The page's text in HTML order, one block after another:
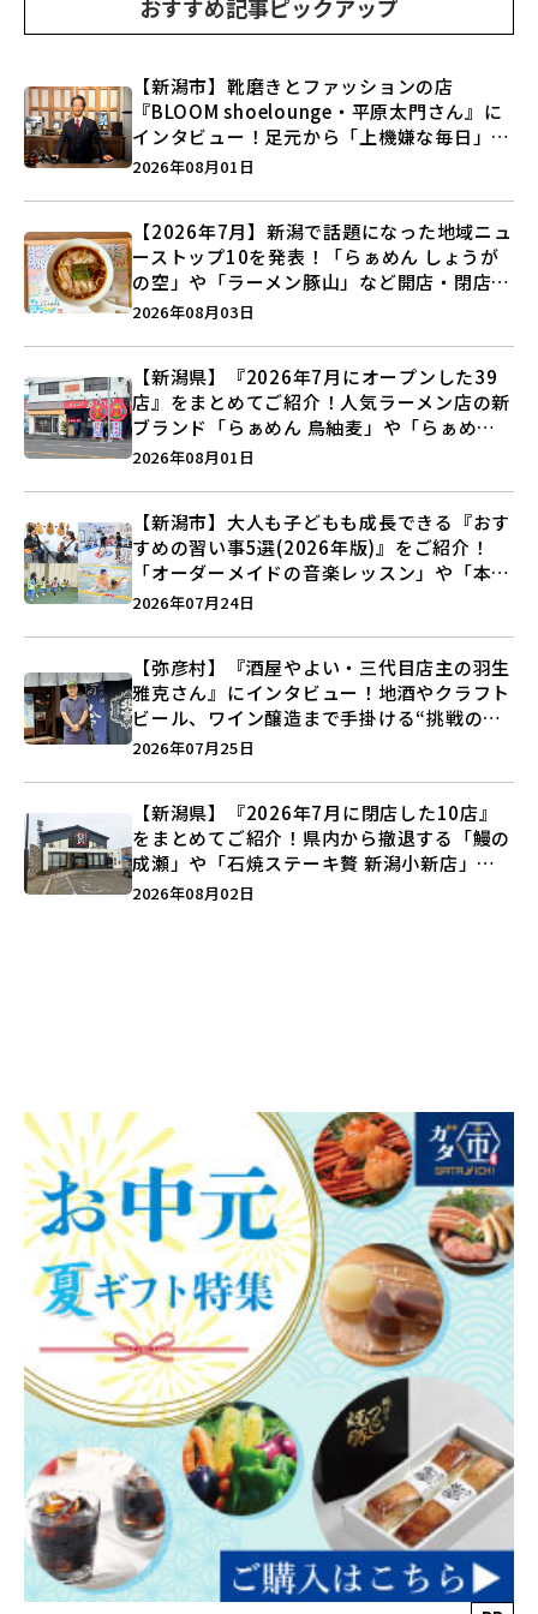
おすすめ記事ピックアップ
【新潟市】靴磨きとファッションの店
『BLOOM shoelounge・平原太門さん』に
インタビュー！足元から「上機嫌な毎日」を
つくる装いの提案とは？
2026年08月01日
【2026年7月】新潟で話題になった地域ニュ
ーストップ10を発表！「らぁめん しょうが
の空」や「ラーメン豚山」など開店・閉店の
注目記事をランキングでご紹介♪
2026年08月03日
【新潟県】『2026年7月にオープンした39
店』をまとめてご紹介！人気ラーメン店の新
ブランド「らぁめん 鳥紬麦」や「らぁめん
しょうがの空」など盛りだくさん♪
2026年08月01日
【新潟市】大人も子どもも成長できる『おす
すめの習い事5選(2026年版)』をご紹介！
「オーダーメイドの音楽レッスン」や「本格
キックボクシング」で新しい自分を見つけよ
2026年07月24日
【弥彦村】『酒屋やよい・三代目店主の羽生
雅克さん』にインタビュー！地酒やクラフト
ビール、ワイン醸造まで手掛ける“挑戦の歴
史”に迫る♪
2026年07月25日
【新潟県】『2026年7月に閉店した10店』
をまとめてご紹介！県内から撤退する「鰻の
成瀬」や「石焼ステーキ贅 新潟小新店」が
営業に幕…。
2026年08月02日